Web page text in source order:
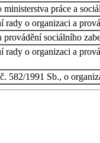
práce a
rady o organizaci a
provádění sociálního
rady o organizaci a
582/1991 Sb., o